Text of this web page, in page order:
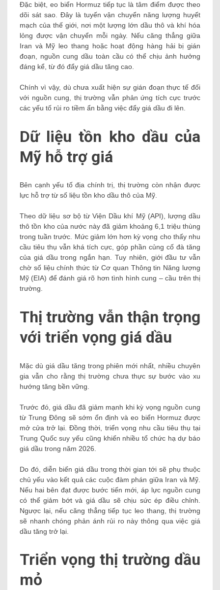
Đặc biệt, eo biển Hormuz tiếp tục là tâm điểm được theo
dõi sát sao. Đây là tuyến vận chuyển năng lượng huyết
mạch của thế giới, nơi một lượng lớn dầu thô và khí hóa
lỏng được vận chuyển mỗi ngày. Nếu căng thẳng giữa
Iran và Mỹ leo thang hoặc hoạt động hàng hải bị gián
đoạn, nguồn cung dầu toàn cầu có thể chịu ảnh hưởng
đáng kể, từ đó đẩy giá dầu tăng cao.
Chính vì vậy, dù chưa xuất hiện sự gián đoạn thực tế đối
với nguồn cung, thị trường vẫn phản ứng tích cực trước
các yếu tố rủi ro tiềm ẩn bằng việc đẩy giá dầu đi lên.
Dữ liệu tồn kho dầu của
Mỹ hỗ trợ giá
Bên cạnh yếu tố địa chính trị, thị trường còn nhận được
lực hỗ trợ từ số liệu tồn kho dầu thô của Mỹ.
Theo dữ liệu sơ bộ từ Viện Dầu khí Mỹ (API), lượng dầu
thô tồn kho của nước này đã giảm khoảng 6,1 triệu thùng
trong tuần trước. Mức giảm lớn hơn kỳ vọng cho thấy nhu
cầu tiêu thụ vẫn khá tích cực, góp phần củng cố đà tăng
của giá dầu trong ngắn hạn. Tuy nhiên, giới đầu tư vẫn
chờ số liệu chính thức từ Cơ quan Thông tin Năng lượng
Mỹ (EIA) để đánh giá rõ hơn tình hình cung – cầu trên thị
trường.
Thị trường vẫn thận trọng
với triển vọng giá dầu
Mặc dù giá dầu tăng trong phiên mới nhất, nhiều chuyên
gia vẫn cho rằng thị trường chưa thực sự bước vào xu
hướng tăng bền vững.
Trước đó, giá dầu đã giảm mạnh khi kỳ vọng nguồn cung
từ Trung Đông sẽ sớm ổn định và eo biển Hormuz được
mở cửa trở lại. Đồng thời, triển vọng nhu cầu tiêu thụ tại
Trung Quốc suy yếu cũng khiến nhiều tổ chức hạ dự báo
giá dầu trong năm 2026.
Do đó, diễn biến giá dầu trong thời gian tới sẽ phụ thuộc
chủ yếu vào kết quả các cuộc đàm phán giữa Iran và Mỹ.
Nếu hai bên đạt được bước tiến mới, áp lực nguồn cung
có thể giảm bớt và giá dầu sẽ chịu sức ép điều chỉnh.
Ngược lại, nếu căng thẳng tiếp tục leo thang, thị trường
sẽ nhanh chóng phản ánh rủi ro này thông qua việc giá
dầu tăng trở lại.
Triển vọng thị trường dầu
mỏ